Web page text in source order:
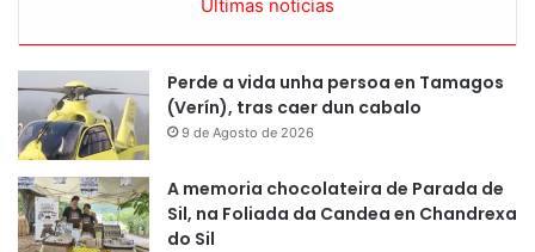
Últimas noticias
Perde a vida unha persoa en Tamagos
(Verín), tras caer dun cabalo
9 de Agosto de 2026
A memoria chocolateira de Parada de
Sil, na Foliada da Candea en Chandrexa
do Sil